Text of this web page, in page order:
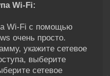
Wi-Fi:
Wi-Fi с помощью
очень просто.
укажите сетевое
выберите
сетевое